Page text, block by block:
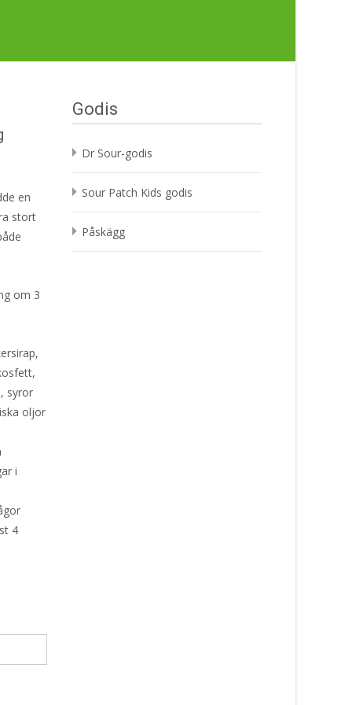
en
stort
om 3
syror
oljor
i
4
Godis
Dr Sour-godis
Sour Patch Kids godis
Påskägg